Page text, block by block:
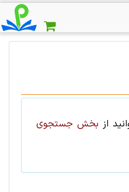
از بخش جستجوی